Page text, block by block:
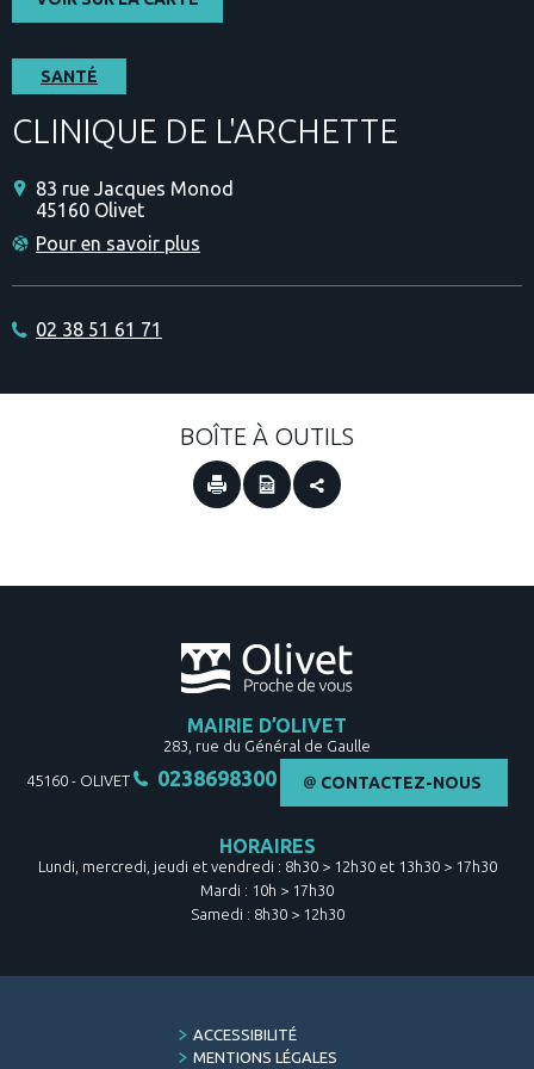
SANTÉ
CLINIQUE DE L'ARCHETTE
83 rue Jacques Monod
45160 Olivet
Pour en savoir plus
02 38 51 61 71
BOÎTE À OUTILS
MAIRIE D’OLIVET
283, rue du Général de Gaulle
45160 - OLIVET 0238698300 CONTACTEZ-NOUS
HORAIRES
Lundi, mercredi, jeudi et vendredi : 8h30 > 12h30 et 13h30 > 17h30
Mardi : 10h > 17h30
Samedi : 8h30 > 12h30
FOOTER
MENU
ACCESSIBILITÉ
MENTIONS LÉGALES